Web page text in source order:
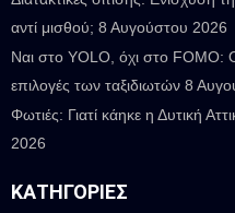
αντί μισθού; 8 Αυγούστου 2026
Ναι στο YOLO, όχι στο FOMO:
επιλογές των ταξιδιωτών 8
Φωτιές: Γιατί κάηκε η Δυτική
2026
ΚΑΤΗΓΟΡΊΕΣ